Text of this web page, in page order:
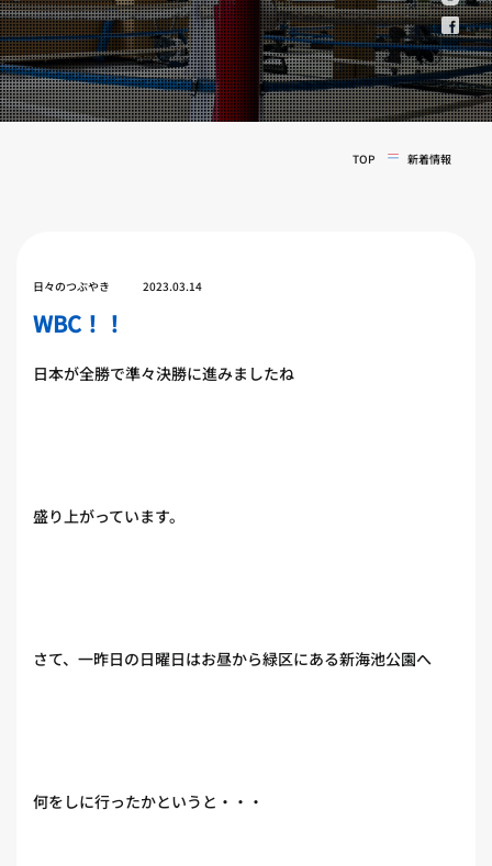
キャンペーン
実戦コース
料金システム
フィットネスコース
TOP 新着情報
日々のつぶやき 2023.03.14
WBC！！
日本が全勝で準々決勝に進みましたね
盛り上がっています。
さて、一昨日の日曜日はお昼から緑区にある新海池公園へ
何をしに行ったかというと・・・